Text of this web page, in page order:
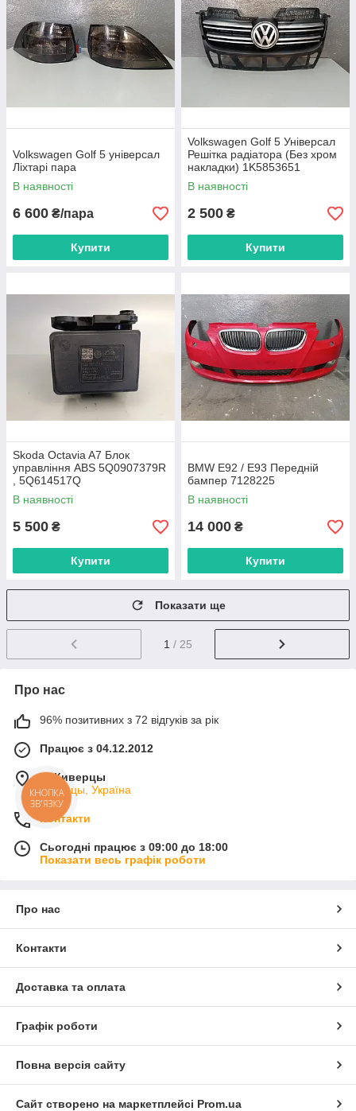
Volkswagen Golf 5 універсал
Ліхтарі пара
В наявності
6 600 ₴/пара
Купити
Volkswagen Golf 5 Універсал
Решітка радіатора (Без хром
накладки) 1K5853651
В наявності
2 500 ₴
Купити
Skoda Octavia A7 Блок
управління ABS 5Q0907379R
, 5Q614517Q
В наявності
5 500 ₴
Купити
BMW E92 / E93 Передній
бампер 7128225
В наявності
14 000 ₴
Купити
Показати ще
1 / 25
Про нас
96% позитивних з 72 відгуків за рік
Працює з 04.12.2012
м. Киверцы
Киверцы, Україна
Контакти
Сьогодні працює з 09:00 до 18:00
Показати весь графік роботи
Про нас
Контакти
Доставка та оплата
Графік роботи
Повна версія сайту
Сайт створено на маркетплейсі Prom.ua
КНОПКА
ЗВ'ЯЗКУ